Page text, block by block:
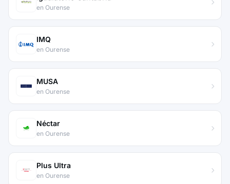
en Ourense
IMQ
en Ourense
MUSA
en Ourense
Néctar
en Ourense
Plus Ultra
en Ourense